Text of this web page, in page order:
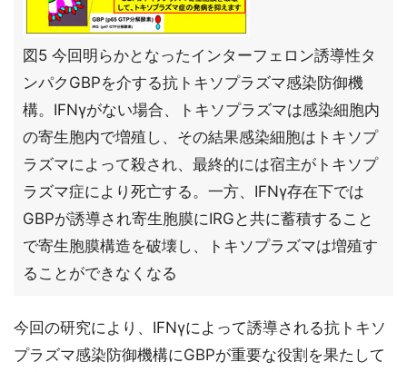
図5 今回明らかとなったインターフェロン誘導性タ
ンパクGBPを介する抗トキソプラズマ感染防御機
構。IFNγがない場合、トキソプラズマは感染細胞内
の寄生胞内で増殖し、その結果感染細胞はトキソプ
ラズマによって殺され、最終的には宿主がトキソプ
ラズマ症により死亡する。一方、IFNγ存在下では
GBPが誘導され寄生胞膜にIRGと共に蓄積すること
で寄生胞膜構造を破壊し、トキソプラズマは増殖す
ることができなくなる
今回の研究により、IFNγによって誘導される抗トキソ
プラズマ感染防御機構にGBPが重要な役割を果たして